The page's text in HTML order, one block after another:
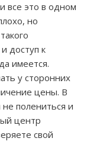
все это в одном
но
доступ к
имеется.
у сторонних
цены. В
полениться и
центр
свой